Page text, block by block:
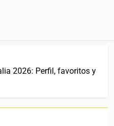
Ciclista De Referencia.
2026: Perfil, favoritos y